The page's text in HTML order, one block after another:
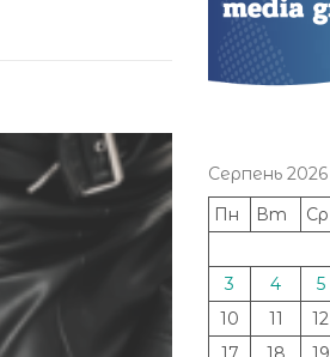
Серпень 2026
Пн
Вт Ср
3
4 5
10
11 12